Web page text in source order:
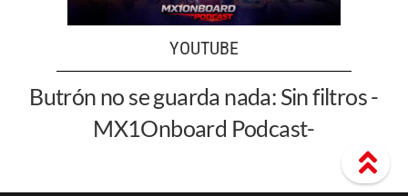
YOUTUBE
Butrón no se guarda nada: Sin filtros -
MX1Onboard Podcast-